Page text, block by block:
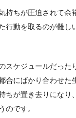
持ちが圧迫されて余
行動を取るのが難し
スケジュールだった
合にばかり合わせた
ちが置き去りになり
のです。